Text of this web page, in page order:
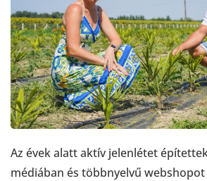
Az évek alatt aktív jelenlétet
médiában és többnyelvű